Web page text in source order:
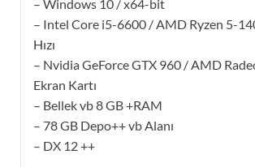
– Windows 10 / x64-bit
– Intel Core i5-6600 / AMD Ryzen 5-
Hızı
– Nvidia GeForce GTX 960 / AMD
Ekran Kartı
– Bellek vb 8 GB +RAM
– 78 GB Depo++ vb Alanı
– DX 12 ++